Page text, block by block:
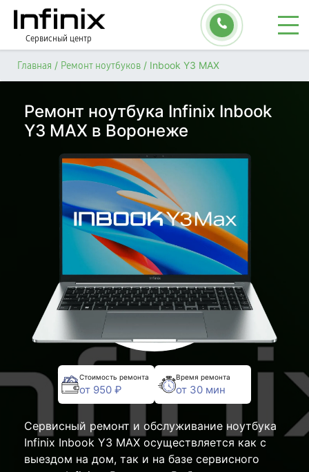
Сервисный центр
Главная / Ремонт ноутбуков / Inbook Y3 MAX
Ремонт ноутбука Infinix Inbook
Y3 MAX в Воронеже
Стоимость ремонта
от 950 ₽
Время ремонта
от 30 мин
Сервисный ремонт и обслуживание ноутбука
Infinix Inbook Y3 MAX осуществляется как с
выездом на дом, так и на базе сервисного